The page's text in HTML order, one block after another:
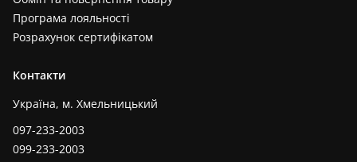
Програма лояльності
Розрахунок сертифікатом
Контакти
Україна, м. Хмельницький
097-233-2003
099-233-2003